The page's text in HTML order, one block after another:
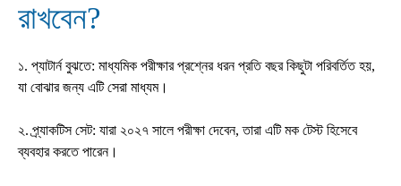
রাখবেন?
১. প্যাটার্ন বুঝতে: মাধ্যমিক পরীক্ষার প্রশ্নের ধরন প্রতি বছর কিছুটা পরিবর্তিত হয়,
যা বোঝার জন্য এটি সেরা মাধ্যম।
২. প্র্যাকটিস সেট: যারা ২০২৭ সালে পরীক্ষা দেবেন, তারা এটি মক টেস্ট হিসেবে
ব্যবহার করতে পারেন।